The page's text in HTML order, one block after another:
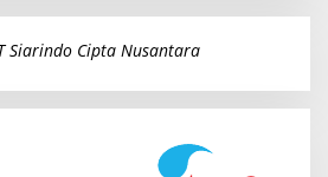
Siarindo Cipta Nusantara